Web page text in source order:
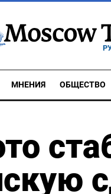
МНЕНИЯ ОБЩЕСТВО